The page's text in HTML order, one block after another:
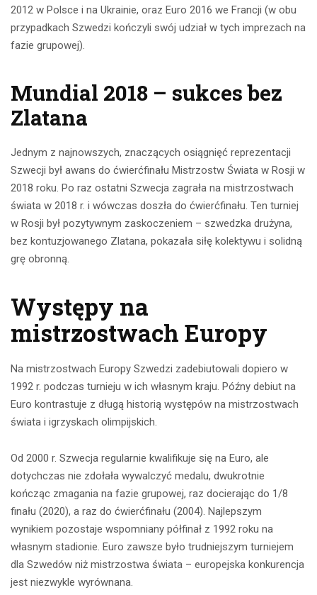
2012 w Polsce i na Ukrainie, oraz Euro 2016 we Francji (w obu
przypadkach Szwedzi kończyli swój udział w tych imprezach na
fazie grupowej).
Mundial 2018 – sukces bez
Zlatana
Jednym z najnowszych, znaczących osiągnięć reprezentacji
Szwecji był awans do ćwierćfinału Mistrzostw Świata w Rosji w
2018 roku. Po raz ostatni Szwecja zagrała na mistrzostwach
świata w 2018 r. i wówczas doszła do ćwierćfinału. Ten turniej
w Rosji był pozytywnym zaskoczeniem – szwedzka drużyna,
bez kontuzjowanego Zlatana, pokazała siłę kolektywu i solidną
grę obronną.
Występy na
mistrzostwach Europy
Na mistrzostwach Europy Szwedzi zadebiutowali dopiero w
1992 r. podczas turnieju w ich własnym kraju. Późny debiut na
Euro kontrastuje z długą historią występów na mistrzostwach
świata i igrzyskach olimpijskich.
Od 2000 r. Szwecja regularnie kwalifikuje się na Euro, ale
dotychczas nie zdołała wywalczyć medalu, dwukrotnie
kończąc zmagania na fazie grupowej, raz docierając do 1/8
finału (2020), a raz do ćwierćfinału (2004). Najlepszym
wynikiem pozostaje wspomniany półfinał z 1992 roku na
własnym stadionie. Euro zawsze było trudniejszym turniejem
dla Szwedów niż mistrzostwa świata – europejska konkurencja
jest niezwykle wyrównana.